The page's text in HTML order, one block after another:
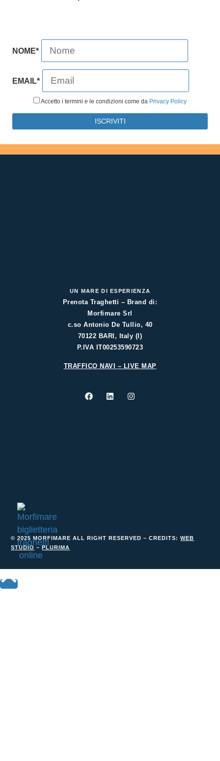
NOME*
EMAIL*
Accetto i termini e le condizioni come da Privacy Policy
UN MARE DI ESPERIENZA
Prenota Traghetti – Brand di:
Morfimare Srl
c.so Antonio De Tullio, 40
70122 BARI, Italy (I)
P.IVA IT00253590723
TRAFFICO NAVI – LIVE MAP
© 2025 MORFIMARE ALL RIGHT RESERVED – CREDITS:WEB
STUDIO –PLURIMA